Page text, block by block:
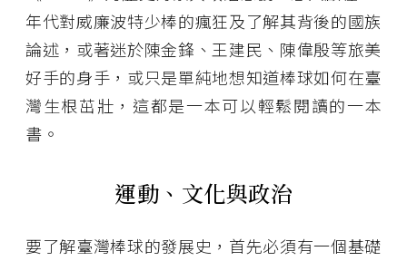
年代對威廉波特少棒的瘋狂及了解其背後的國族
論述，或著迷於陳金鋒、王建民、陳偉殷等旅美
好手的身手，或只是單純地想知道棒球如何在臺
灣生根茁壯，這都是一本可以輕鬆閱讀的一本
書。
運動、文化與政治
要了解臺灣棒球的發展史，首先必須有一個基礎